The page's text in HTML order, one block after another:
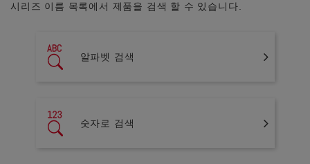
시리즈 이름 목록에서 제품을 검색 할 수 있습니다.
알파벳 검색
숫자로 검색